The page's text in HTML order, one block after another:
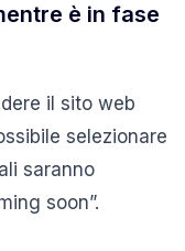
è in fase
il sito web
selezionare
saranno
soon”.